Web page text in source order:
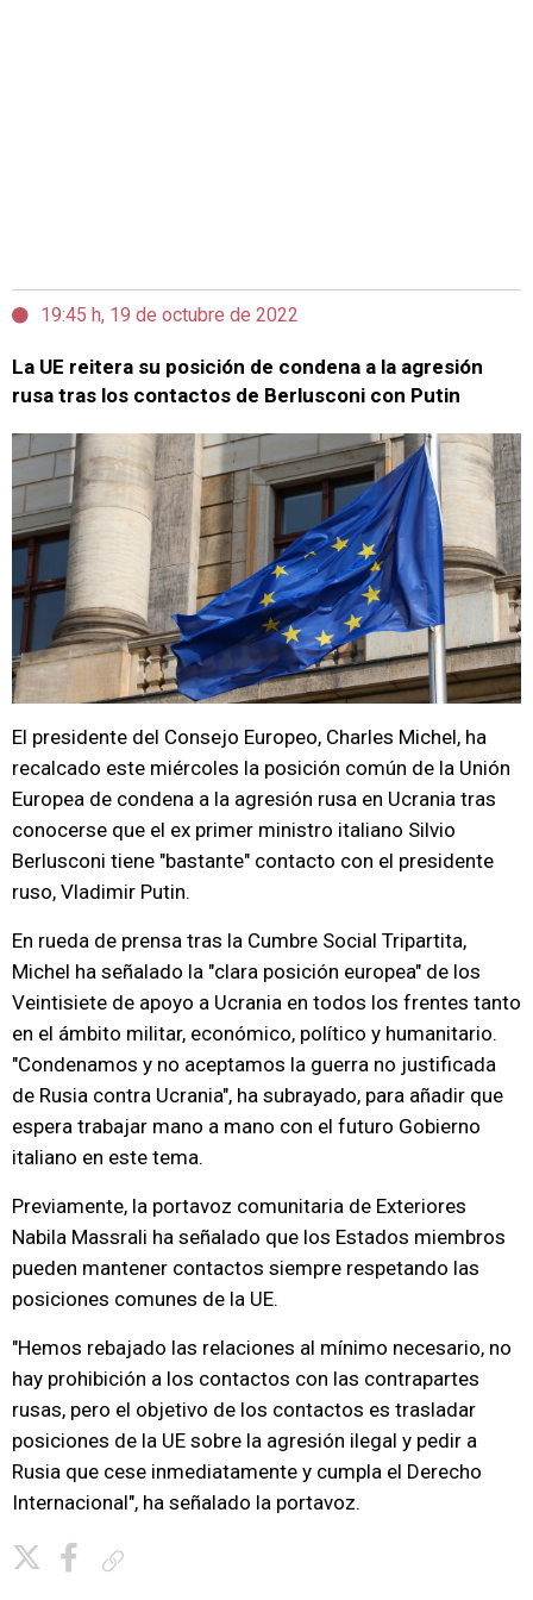
19:45 h, 19 de octubre de 2022
La UE reitera su posición de condena a la agresión
rusa tras los contactos de Berlusconi con Putin
El presidente del Consejo Europeo, Charles Michel, ha
recalcado este miércoles la posición común de la Unión
Europea de condena a la agresión rusa en Ucrania tras
conocerse que el ex primer ministro italiano Silvio
Berlusconi tiene "bastante" contacto con el presidente
ruso, Vladimir Putin.
En rueda de prensa tras la Cumbre Social Tripartita,
Michel ha señalado la "clara posición europea" de los
Veintisiete de apoyo a Ucrania en todos los frentes tanto
en el ámbito militar, económico, político y humanitario.
"Condenamos y no aceptamos la guerra no justificada
de Rusia contra Ucrania", ha subrayado, para añadir que
espera trabajar mano a mano con el futuro Gobierno
italiano en este tema.
Previamente, la portavoz comunitaria de Exteriores
Nabila Massrali ha señalado que los Estados miembros
pueden mantener contactos siempre respetando las
posiciones comunes de la UE.
"Hemos rebajado las relaciones al mínimo necesario, no
hay prohibición a los contactos con las contrapartes
rusas, pero el objetivo de los contactos es trasladar
posiciones de la UE sobre la agresión ilegal y pedir a
Rusia que cese inmediatamente y cumpla el Derecho
Internacional", ha señalado la portavoz.